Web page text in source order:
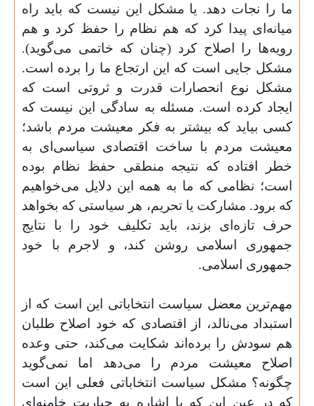
ما را نجات دهد. یا مشکل این نیست که باید راه
میانه‌ای پیدا کرد که هم نظام را حفظ کرد و هم
رویه‌ها را اصلاح کرد (چنان که خاتمی می‌گوید).
مشکل جایی است که این ارتجاع ما را برده است.
مشکل نوع انحصارات قدرت و ثروتی است که
ایجاد کرده است. مسئله به سادگی این نیست که
کسی بیاید که بیشتر به فکر معیشت مردم باشد؛
معیشت مردم با ساخت اقتصادی سیاسی‌ای به
خطر افتاده که نتیجه منطقی حفظ نظام بوده
است؛ نظامی که ما به همه این دلایل می‌خواهیم
که برود. مشارکت یا تحریم، هر سیاستی که بخواهد
حرف تازه‌ای بزند، باید تکلیف خود را با نتایج
جمهوری اسلامی روشن کند، و لاجرم با خود
جمهوری اسلامی.
مهم‌ترین معضل سیاست انتخاباتی این است که از
استبداد می‌نالد، از اقتصادی که خود اصلاح طلبان
هم سودش را برده‌اند شکایت می‌کند، حتی وعده
اصلاح معیشت مردم را می‌دهد اما نمی‌گوید
چگونه؟ مشکل سیاست انتخاباتی فعلی این است
که در عین این که با اشاره به جباریت خامنه‌ای